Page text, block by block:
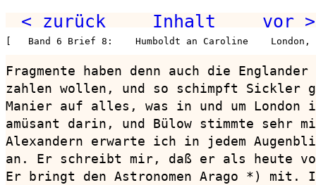
< zurück Inhalt vor >
[   Band 6 Brief 8:    Humboldt an Caroline    London,
Fragmente haben denn auch die
zahlen wollen, und so schimpft Sickler
Manier auf alles, was in und um
amüsant darin, und Bülow stimmte sehr
Alexandern erwarte ich in jedem
an. Er schreibt mir, daß er als heute
Er bringt den Astronomen Arago *) mit.